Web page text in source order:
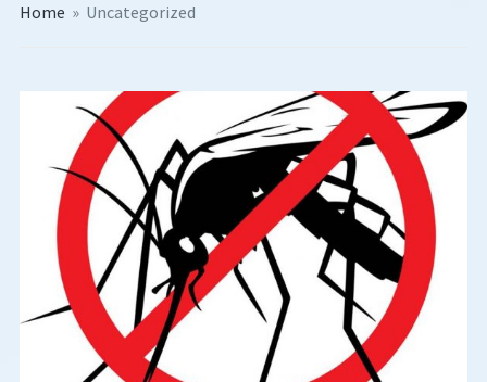
Home » Uncategorized